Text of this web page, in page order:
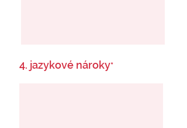
4. jazykové nároky*